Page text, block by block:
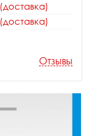
(доставка)
(доставка)
Отзывы